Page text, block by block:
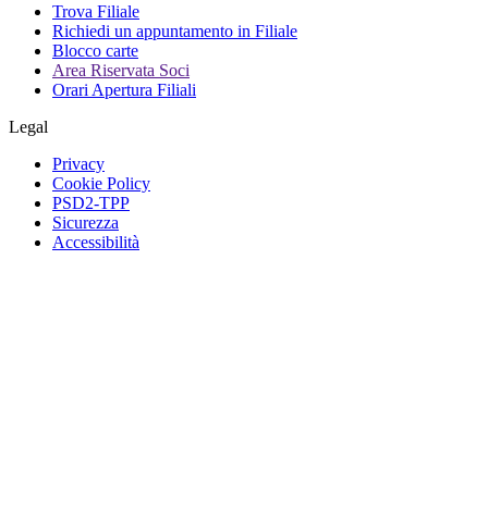
Trova Filiale
Richiedi un appuntamento in Filiale
Blocco carte
Area Riservata Soci
Orari Apertura Filiali
Legal
Privacy
Cookie Policy
PSD2-TPP
Sicurezza
Accessibilità